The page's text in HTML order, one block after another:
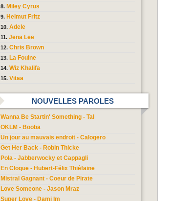
Miley Cyrus
Helmut Fritz
Adele
Jena Lee
Chris Brown
La Fouine
Wiz Khalifa
Vitaa
NOUVELLES PAROLES
Wanna Be Startin' Something - Tal
OKLM - Booba
Un jour au mauvais endroit - Calogero
Get Her Back - Robin Thicke
Pola - Jabberwocky et Cappagli
En Cloque - Hubert-Félix Thiéfaine
Mistral Gagnant - Coeur de Pirate
Love Someone - Jason Mraz
Super Love - Dami Im